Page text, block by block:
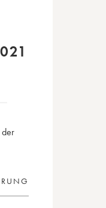
RICHARD LEROY 2021
der